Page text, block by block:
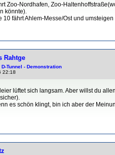
Zoo-Nordhafen, Zoo-
könnte).
10 fährt Ahlem-Messe/Ost und
Rahtge
D-Tunnel - Demonstration
22:18
lüftet sich langsam. Aber willst du
es schön klingt, bin ich aber der